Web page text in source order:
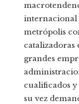
internacional
metrópolis
catalizadoras
grandes
cualificados
su vez